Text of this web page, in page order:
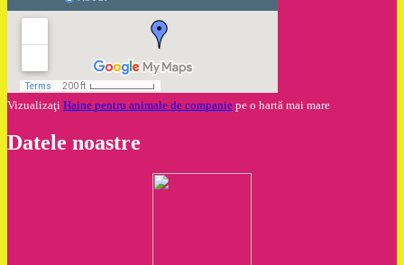
Vizualizaţi Haine pentru animale de companie pe o hartă mai mare
Datele noastre